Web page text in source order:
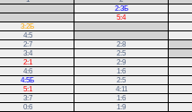
2:3Б
5:4
3:2Б
4:5
2:7 2:8
3:4 2:5
2:1 2:9
4:6 1:6
4:5Б 2:5
5:1 4:11
3:7 1:6
0:6 1:9